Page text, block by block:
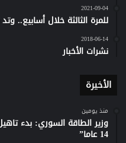
2021-09-04
للمرة الثالثة خلال أسابيع..
2018-06-14
نشرات الأخبار
الأخيرة
منذ يومين
وزير الطاقة السوري: بدء
14 عاما”